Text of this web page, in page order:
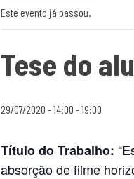
Este evento já passou.
Tese do
29/07/2020 - 14:00 -19:00
Título do Trabalho:
absorção de filme